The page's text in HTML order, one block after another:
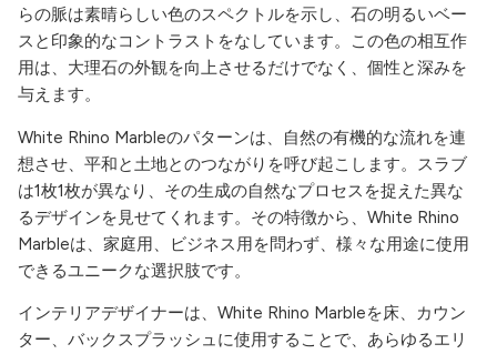
らの脈は素晴らしい色のスペクトルを示し、石の明るいベー
スと印象的なコントラストをなしています。この色の相互作
用は、大理石の外観を向上させるだけでなく、個性と深みを
与えます。
White Rhino Marbleのパターンは、自然の有機的な流れを連
想させ、平和と土地とのつながりを呼び起こします。スラブ
は1枚1枚が異なり、その生成の自然なプロセスを捉えた異な
るデザインを見せてくれます。その特徴から、White Rhino
Marbleは、家庭用、ビジネス用を問わず、様々な用途に使用
できるユニークな選択肢です。
インテリアデザイナーは、White Rhino Marbleを床、カウン
ター、バックスプラッシュに使用することで、あらゆるエリ